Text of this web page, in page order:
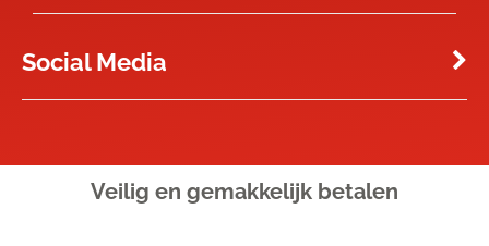
Social Media
Veilig en gemakkelijk betalen